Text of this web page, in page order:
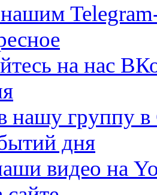
нашим
на нас
нашу группу в
дня
видео на